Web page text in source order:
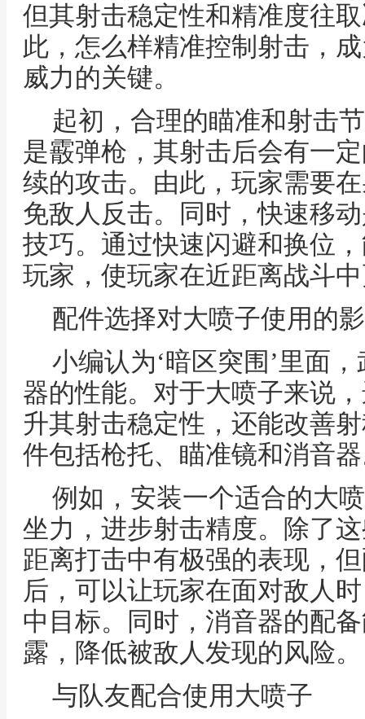
但其射击稳定性和精准度往
此，怎么样精准控制射击，
威力的关键。
起初，合理的瞄准和射击
是霰弹枪，其射击后会有一
续的攻击。由此，玩家需要
免敌人反击。同时，快速移
技巧。通过快速闪避和换位
玩家，使玩家在近距离战斗
配件选择对大喷子使用的
小编认为‘暗区突围’里面
器的性能。对于大喷子来说
升其射击稳定性，还能改善
件包括枪托、瞄准镜和消音
例如，安装一个适合的大
坐力，进步射击精度。除了
距离打击中有极强的表现，
后，可以让玩家在面对敌人
中目标。同时，消音器的配
露，降低被敌人发现的风险。
与队友配合使用大喷子